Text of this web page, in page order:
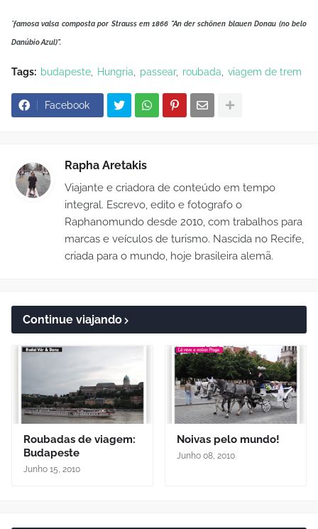
*famosa valsa composta por Strauss em 1866 "An der schönen blauen Donau (no belo
Danúbio Azul)".
Tags: budapeste Hungria passear roubada viagem de trem
Facebook
Rapha Aretakis
Viajante e criadora de conteúdo em tempo
integral. Escrevo, edito e fotografo o
Raphanomundo desde 2010, com trabalhos para
marcas e veículos de turismo. Nascida no Recife,
criada para o mundo, hoje brasileira alemã.
Continue viajando
Roubadas de viagem:
Budapeste
Junho 15, 2010
Noivas pelo mundo!
Junho 08, 2010